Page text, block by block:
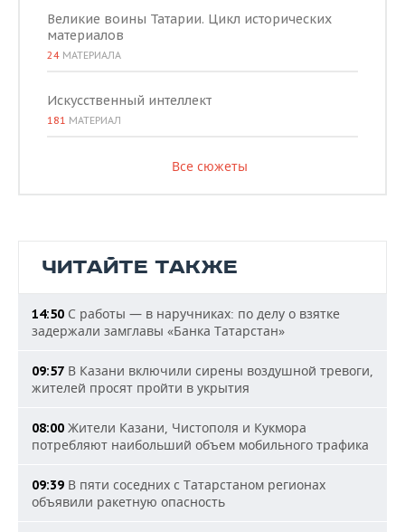
Великие воины Татарии. Цикл исторических
материалов
24 МАТЕРИАЛА
Искусственный интеллект
181 МАТЕРИАЛ
Все сюжеты
ЧИТАЙТЕ ТАКЖЕ
14:50 С работы — в наручниках: по делу о взятке
задержали замглавы «Банка Татарстан»
09:57 В Казани включили сирены воздушной тревоги,
жителей просят пройти в укрытия
08:00 Жители Казани, Чистополя и Кукмора
потребляют наибольший объем мобильного трафика
09:39 В пяти соседних с Татарстаном регионах
объявили ракетную опасность